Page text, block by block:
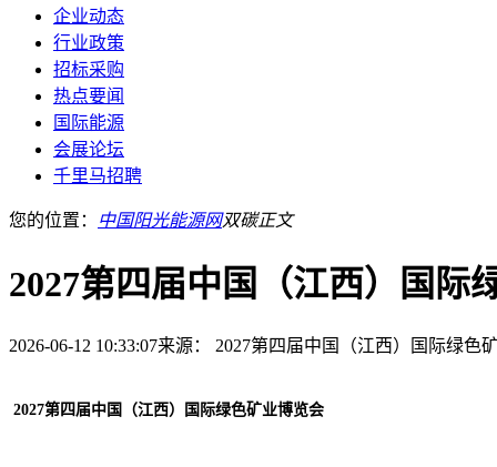
企业动态
行业政策
招标采购
热点要闻
国际能源
会展论坛
千里马招聘
您的位置： 中国阳光能源网双碳正文
2027第四届中国（江西）国际
2026-06-12 10:33:07来源： 2027第四届中国（江西）国际绿色
2027第四届中国（江西）国际绿色矿业博览会